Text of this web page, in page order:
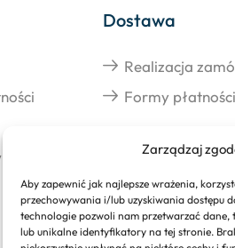
Zarządzaj
Aby zapewnić jak najlepsze wrażenia,
przechowywania i/lub uzyskiwania dostępu
technologie pozwoli nam przetwarzać
lub unikalne identyfikatory na tej stronie.
Dostawa
Realizacja
Formy płatności